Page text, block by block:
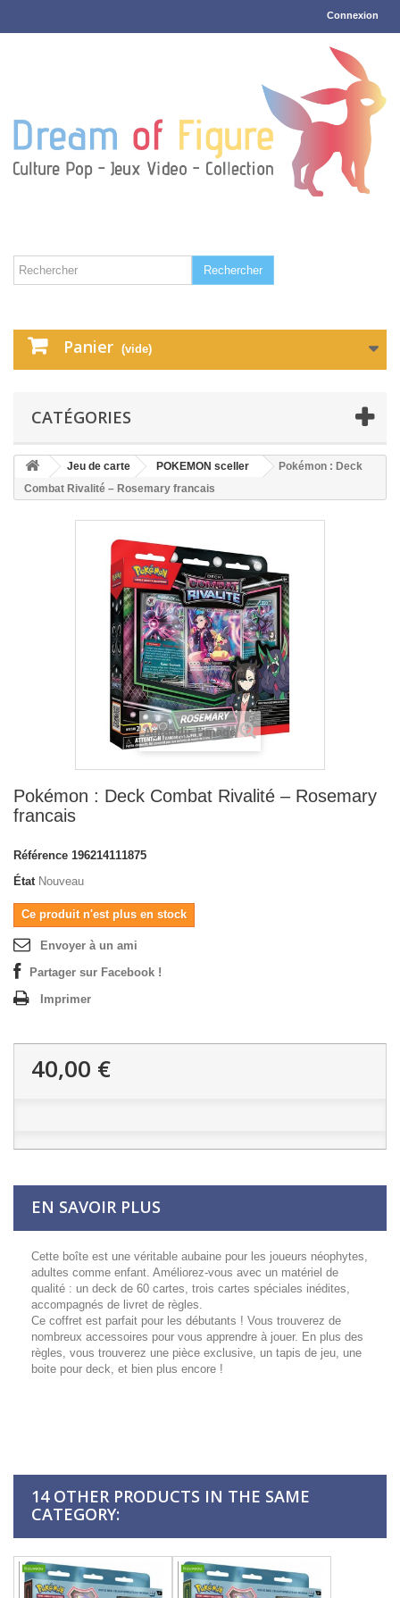
Connexion
Rechercher
Panier (vide)
CATÉGORIES
Jeu de carte POKEMON sceller
Pokémon : Deck
Combat Rivalité – Rosemary francais
Agrandir l'image
Pokémon : Deck Combat Rivalité – Rosemary
francais
Référence 196214111875
État Nouveau
Ce produit n'est plus en stock
Envoyer à un ami
Partager sur Facebook !
Imprimer
40,00 €
EN SAVOIR PLUS
Cette boîte est une véritable aubaine pour les joueurs néophytes,
adultes comme enfant. Améliorez-vous avec un matériel de
qualité : un deck de 60 cartes, trois cartes spéciales inédites,
accompagnés de livret de règles.
Ce coffret est parfait pour les débutants ! Vous trouverez de
nombreux accessoires pour vous apprendre à jouer. En plus des
règles, vous trouverez une pièce exclusive, un tapis de jeu, une
boite pour deck, et bien plus encore !
14 OTHER PRODUCTS IN THE SAME
CATEGORY: